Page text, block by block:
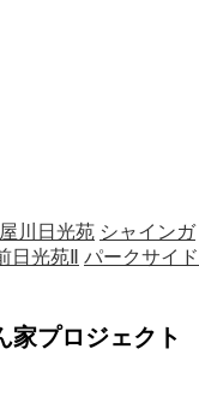
川日光苑 シャインガ
日光苑Ⅱ
パークサイド
家プロジェクト